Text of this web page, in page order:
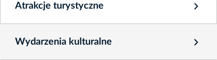
Atrakcje turystyczne
Wydarzenia kulturalne